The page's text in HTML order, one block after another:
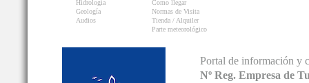
Hidrología
Geología
Audios
Como llegar
Normas de Visita
Tienda / Alquiler
Parte meteorológico
Portal de información y
Nº Reg. Empresa de